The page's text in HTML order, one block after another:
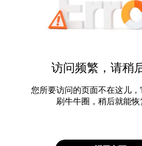
访问频繁，请稍
您所要访问的页面不在这儿
刷牛牛圈，稍后就能恢